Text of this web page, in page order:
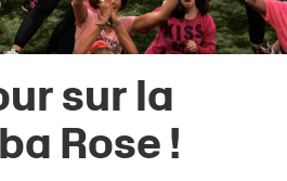
sur la
Rose !